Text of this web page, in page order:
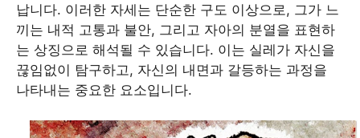
납니다. 이러한 자세는 단순한 구도 이상으로, 그가 느
끼는 내적 고통과 불안, 그리고 자아의 분열을 표현하
는 상징으로 해석될 수 있습니다. 이는 실레가 자신을
끊임없이 탐구하고, 자신의 내면과 갈등하는 과정을
나타내는 중요한 요소입니다.